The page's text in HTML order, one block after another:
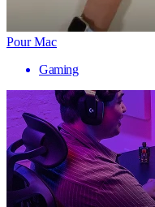
Pour Mac
Gaming